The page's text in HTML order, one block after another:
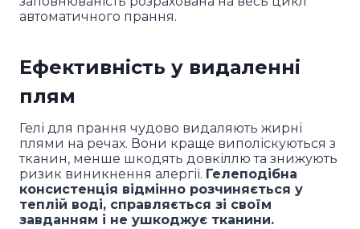
автоматичного прання.
Ефективність у видаленні
плям
Гелі для прання чудово видаляють жирні
плями на речах. Вони краще виполіскуються з
тканин, менше шкодять довкіллю та знижують
ризик виникнення алергії. Гелеподібна
консистенція відмінно розчиняється у
теплій воді, справляється зі своїм
завданням і не ушкоджує тканини.